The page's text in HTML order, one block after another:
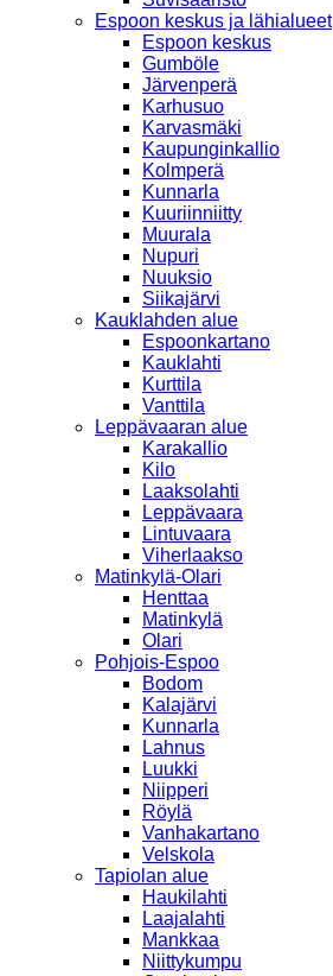
Espoon keskus ja lähialueet
Espoon keskus
Gumböle
Järvenperä
Karhusuo
Karvasmäki
Kaupunginkallio
Kolmperä
Kunnarla
Kuuriinniitty
Muurala
Nupuri
Nuuksio
Siikajärvi
Kauklahden alue
Espoonkartano
Kauklahti
Kurttila
Vanttila
Leppävaaran alue
Karakallio
Kilo
Laaksolahti
Leppävaara
Lintuvaara
Viherlaakso
Matinkylä-Olari
Henttaa
Matinkylä
Olari
Pohjois-Espoo
Bodom
Kalajärvi
Kunnarla
Lahnus
Luukki
Niipperi
Röylä
Vanhakartano
Velskola
Tapiolan alue
Haukilahti
Laajalahti
Mankkaa
Niittykumpu